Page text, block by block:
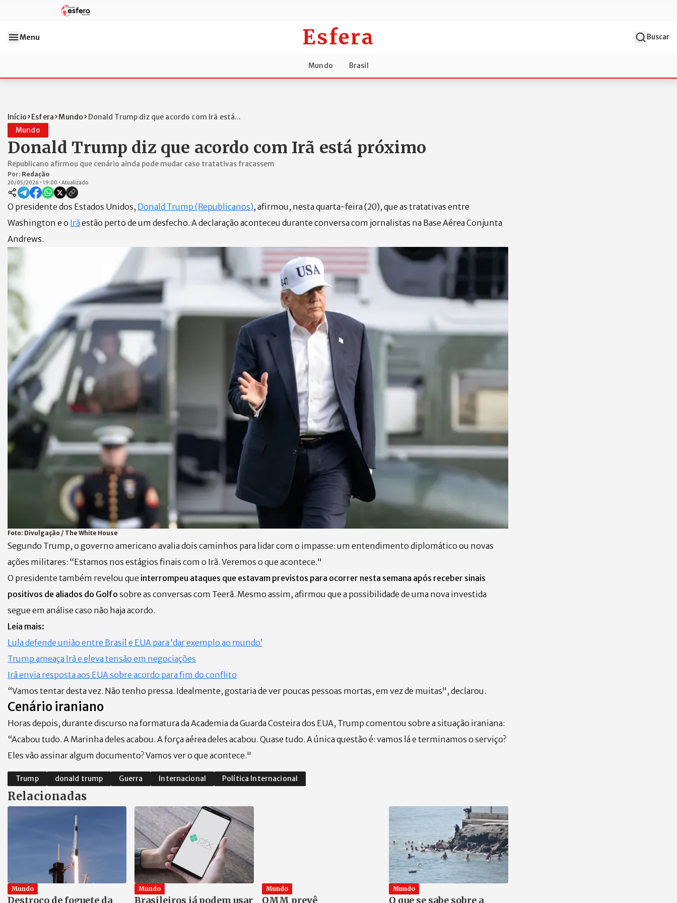
Menu Esfera Buscar
Mundo Brasil
Início Esfera Mundo
Donald Trump diz que acordo com Irã está...
Mundo
Donald Trump diz que acordo com Irã está próximo
Republicano afirmou que cenário ainda pode mudar caso tratativas fracassem
Por: Redação
20/05/2026 • 19:00 • Atualizado
O presidente dos Estados Unidos, Donald Trump (Republicanos), afirmou, nesta quarta-feira (20), que as tratativas entre
Washington e o Irã estão perto de um desfecho. A declaração aconteceu durante conversa com jornalistas na Base Aérea Conjunta
Andrews.
Foto: Divulgação / The White House
Segundo Trump, o governo americano avalia dois caminhos para lidar com o impasse: um entendimento diplomático ou novas
ações militares: “Estamos nos estágios finais com o Irã. Veremos o que acontece."
O presidente também revelou que interrompeu ataques que estavam previstos para ocorrer nesta semana após receber sinais
positivos de aliados do Golfo sobre as conversas com Teerã. Mesmo assim, afirmou que a possibilidade de uma nova investida
segue em análise caso não haja acordo.
Leia mais:
Lula defende união entre Brasil e EUA para ‘dar exemplo ao mundo’
Trump ameaça Irã e eleva tensão em negociações
Irã envia resposta aos EUA sobre acordo para fim do conflito
“Vamos tentar desta vez. Não tenho pressa. Idealmente, gostaria de ver poucas pessoas mortas, em vez de muitas", declarou.
Cenário iraniano
Horas depois, durante discurso na formatura da Academia da Guarda Costeira dos EUA, Trump comentou sobre a situação iraniana:
“Acabou tudo. A Marinha deles acabou. A força aérea deles acabou. Quase tudo. A única questão é: vamos lá e terminamos o serviço?
Eles vão assinar algum documento? Vamos ver o que acontece."
Trump donald trump Guerra Internacional Política Internacional
Relacionadas
Mundo
Destroço de foguete da
Mundo
Brasileiros já podem usar
Mundo
OMM prevê
Mundo
O que se sabe sobre a